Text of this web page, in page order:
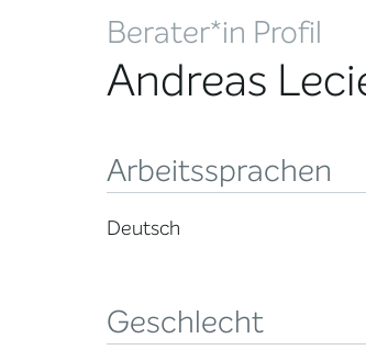
Berater*in Profil
Andreas
Arbeitssprachen
Deutsch
Geschlecht